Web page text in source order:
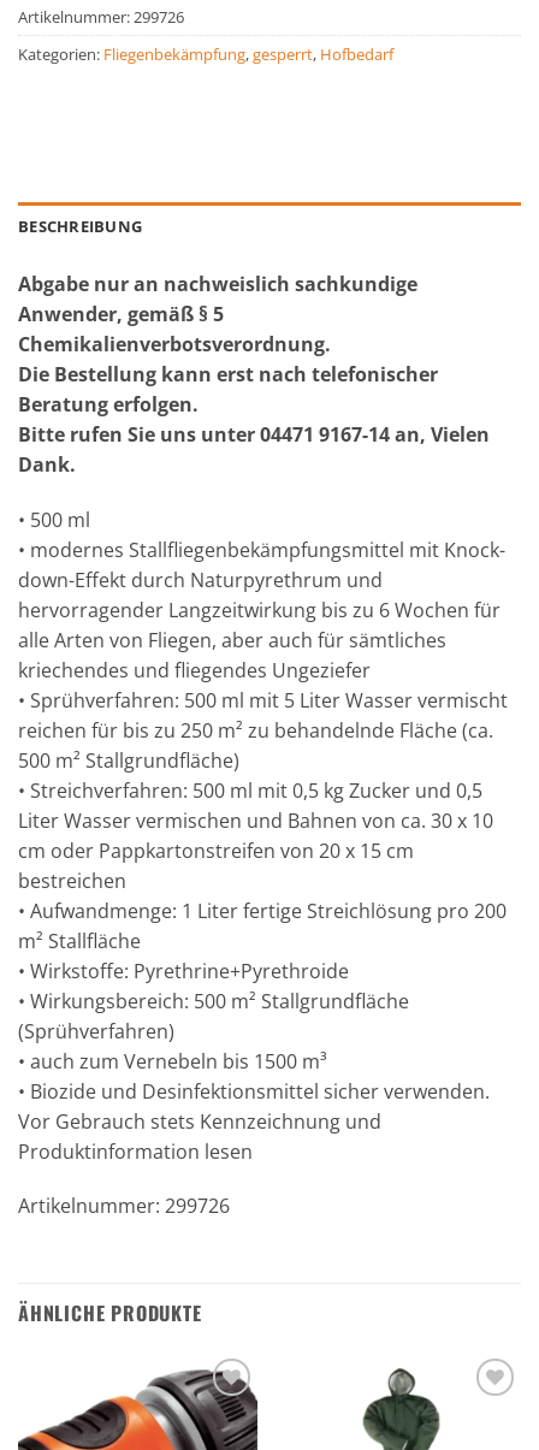
Artikelnummer:299726
Kategorien: Fliegenbekämpfung,gesperrt, Hofbedarf
BESCHREIBUNG
Abgabe nur an nachweislich sachkundige
Anwender, gemäß § 5
Chemikalienverbotsverordnung.
Die Bestellung kann erst nach telefonischer
Beratung erfolgen.
Bitte rufen Sie uns unter 04471 9167-14 an, Vielen
Dank.
• 500 ml
• modernes Stallfliegenbekämpfungsmittel mit Knock-
down-Effekt durch Naturpyrethrum und
hervorragender Langzeitwirkung bis zu 6 Wochen für
alle Arten von Fliegen, aber auch für sämtliches
kriechendes und fliegendes Ungeziefer
• Sprühverfahren: 500 ml mit 5 Liter Wasser vermischt
reichen für bis zu 250 m² zu behandelnde Fläche (ca.
500 m² Stallgrundfläche)
• Streichverfahren: 500 ml mit 0,5 kg Zucker und 0,5
Liter Wasser vermischen und Bahnen von ca. 30 x 10
cm oder Pappkartonstreifen von 20 x 15 cm
bestreichen
• Aufwandmenge: 1 Liter fertige Streichlösung pro 200
m² Stallfläche
• Wirkstoffe: Pyrethrine+Pyrethroide
• Wirkungsbereich: 500 m² Stallgrundfläche
(Sprühverfahren)
• auch zum Vernebeln bis 1500 m³
• Biozide und Desinfektionsmittel sicher verwenden.
Vor Gebrauch stets Kennzeichnung und
Produktinformation lesen
Artikelnummer: 299726
ÄHNLICHE PRODUKTE
Zu den
Favoriten